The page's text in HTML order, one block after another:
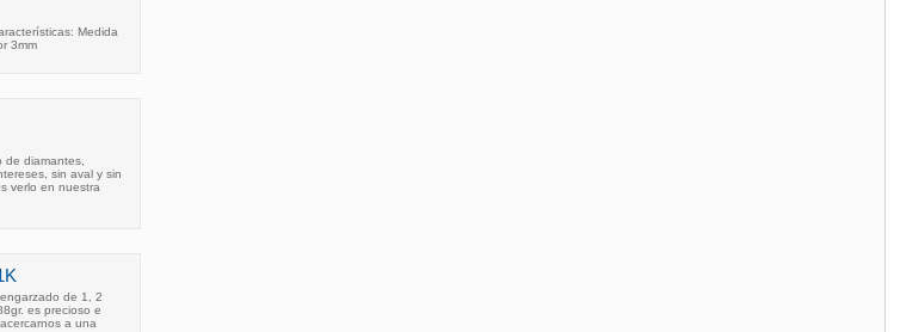
Medida
3mm
de diamantes,
sin aval y sin
verlo en nuestra
de 1, 2
es precioso e
a una